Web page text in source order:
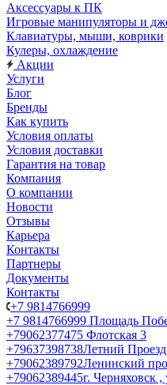
Аксессуары к ПК
Игровые манипуляторы и
Клавиатуры, мыши, коврики
Кулеры, охлаждение
Акции
Услуги
Блог
Бренды
Как купить
Условия оплаты
Условия доставки
Гарантия на товар
Компания
О компании
Новости
Отзывы
Карьера
Контакты
Партнеры
Документы
Контакты
+7 9814766999
+7 9814766999 Площадь
+79062377475 Флотская 3
+79637398738Летний
+79062389792Ленинский
+79062389445г. Черняховск